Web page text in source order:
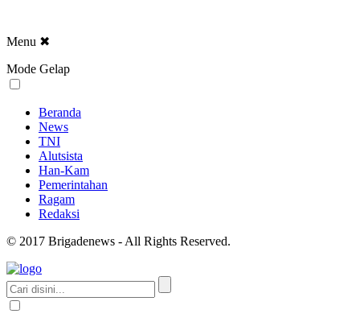
Menu ✖
Mode Gelap
Beranda
News
TNI
Alutsista
Han-Kam
Pemerintahan
Ragam
Redaksi
© 2017 Brigadenews - All Rights Reserved.